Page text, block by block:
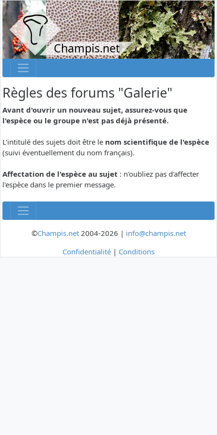
Champis.net
Règles des forums "Galerie"
Avant d'ouvrir un nouveau sujet, assurez-vous que
l'espèce ou le groupe n'est pas déjà présenté.
L'intitulé des sujets doit être le nom scientifique de l'espèce
(suivi éventuellement du nom français).
Affectation de l'espèce au sujet : n'oubliez pas d'affecter
l'espèce dans le premier message.
©Champis.net2004-2026 | info@champis.net
Confidentialité | Conditions